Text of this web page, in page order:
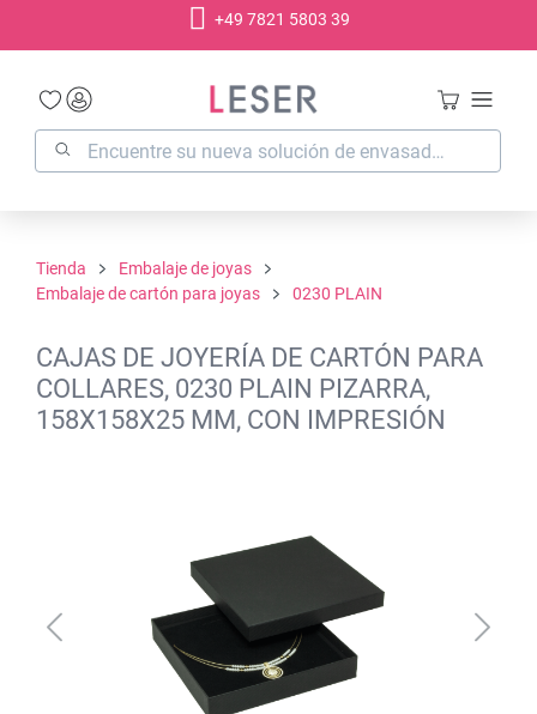
+49 7821 5803 39
Tienda
Embalaje de joyas
Embalaje de cartón para joyas
0230 PLAIN
CAJAS DE JOYERÍA DE CARTÓN PARA
COLLARES, 0230 PLAIN PIZARRA,
158X158X25 MM, CON IMPRESIÓN